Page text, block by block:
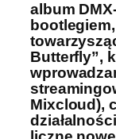
album
Butterfly”,
Mixcloud),